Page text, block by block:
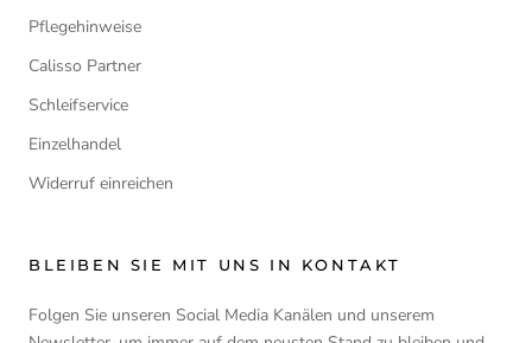
Pflegehinweise
Calisso Partner
Schleifservice
Einzelhandel
Widerruf einreichen
BLEIBEN SIE MIT UNS IN KONTAKT
Folgen Sie unseren Social Media Kanälen und unserem